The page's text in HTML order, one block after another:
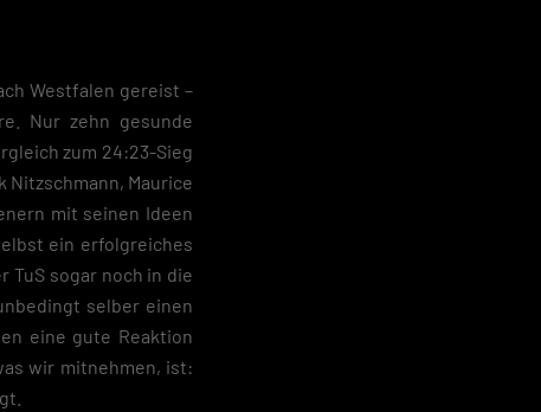
Westfalen gereist –
Nur zehn gesunde
zum 24:23-Sieg
Nitzschmann, Maurice
mit seinen Ideen
ein erfolgreiches
TuS sogar noch in die
selber einen
eine gute Reaktion
wir mitnehmen, ist: